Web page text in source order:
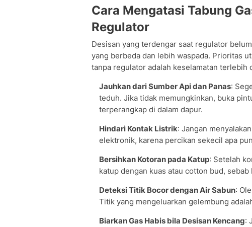
Cara Mengatasi Tabung
Regulator
Desisan yang terdengar saat regulator
yang berbeda dan lebih waspada. Prioritas
tanpa regulator adalah keselamatan terlebih
Jauhkan dari Sumber Api dan Panas:
teduh. Jika tidak memungkinkan, buka
terperangkap di dalam dapur.
Hindari Kontak Listrik: Jangan
elektronik, karena percikan sekecil apa
Bersihkan Kotoran pada Katup: Setelah
katup dengan kuas atau cotton bud,
Deteksi Titik Bocor dengan Air Sabun:
Titik yang mengeluarkan gelembung
Biarkan Gas Habis bila Desisan Kencang: